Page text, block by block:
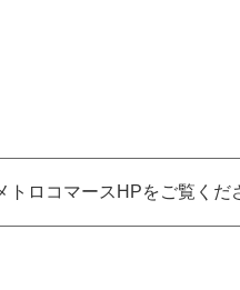
ロコマースHPをご覧くだ